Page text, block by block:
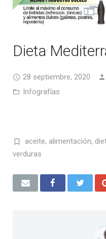
Dieta
28 septiembre, 2020
Infografías
aceite, alimentación,
verduras